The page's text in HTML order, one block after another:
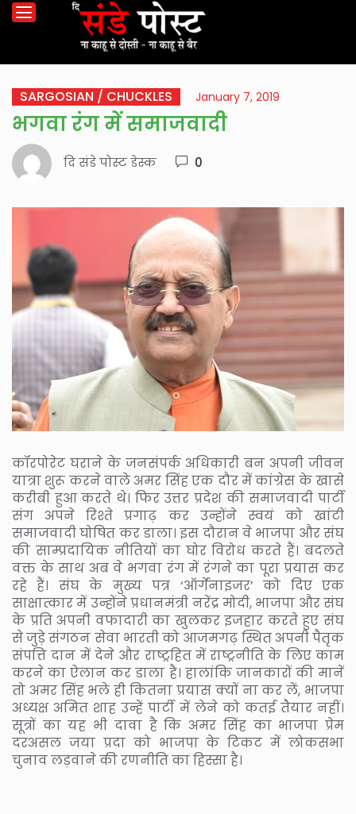
SARGOSIAN / CHUCKLES January 7, 2019
भगवा रंग में समाजवादी
दि संडे पोस्ट डेस्क 0
कॉरपोरेट घराने के जनसंपर्क अधिकारी बन अपनी जीवन
यात्रा शुरू करने वाले अमर सिंह एक दौर में कांग्रेस के खासे
करीबी हुआ करते थे। फिर उत्तर प्रदेश की समाजवादी पार्टी
संग अपने रिश्ते प्रगाढ़ कर उन्होंने स्वयं को खांटी
समाजवादी घोषित कर डाला। इस दौरान वे भाजपा और संघ
की साम्प्रदायिक नीतियों का घोर विरोध करते हैं। बदलते
वक्त के साथ अब वे भगवा रंग में रंगने का पूरा प्रयास कर
रहे हैं। संघ के मुख्य पत्र ‘ऑर्गेनाइजर’ को दिए एक
साक्षात्कार में उन्होंने प्रधानमंत्री नरेंद्र मोदी, भाजपा और संघ
के प्रति अपनी वफादारी का खुलकर इजहार करते हुए संघ
से जुड़े संगठन सेवा भारती को आजमगढ़ स्थित अपनी पैतृक
संपत्ति दान में देने और राष्ट्रहित में राष्ट्रनीति के लिए काम
करने का ऐलान कर डाला है। हालांकि जानकारों की मानें
तो अमर सिंह भले ही कितना प्रयास क्यों ना कर लें, भाजपा
अध्यक्ष अमित शाह उन्हें पार्टी में लेने को कतई तैयार नहीं।
सूत्रों का यह भी दावा है कि अमर सिंह का भाजपा प्रेम
दरअसल जया प्रदा को भाजपा के टिकट में लोकसभा
चुनाव लड़वाने की रणनीति का हिस्सा है।